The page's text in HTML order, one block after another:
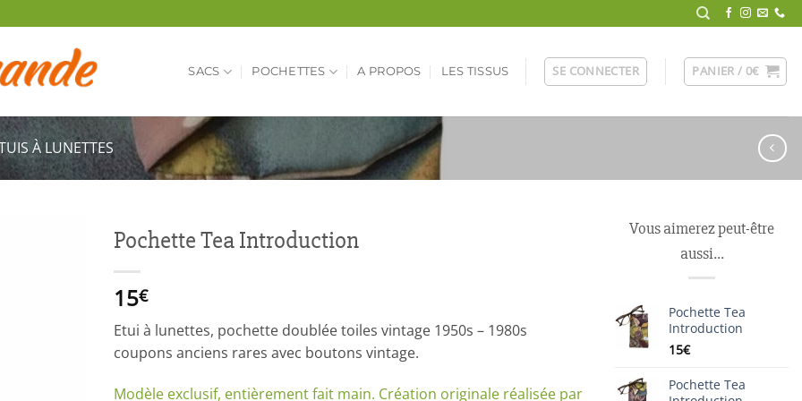
SACS POCHETTES A PROPOS LES TISSUS SE CONNECTER PANIER / 0€
À LUNETTES
Pochette Tea Introduction
15€
Etui à lunettes, pochette doublée toiles vintage 1950s – 1980s
coupons anciens rares avec boutons vintage.
Modèle exclusif, entièrement fait main. Création originale réalisée par
Vous aimerez peut-être
aussi…
Pochette Tea
Introduction
15€
Pochette Tea